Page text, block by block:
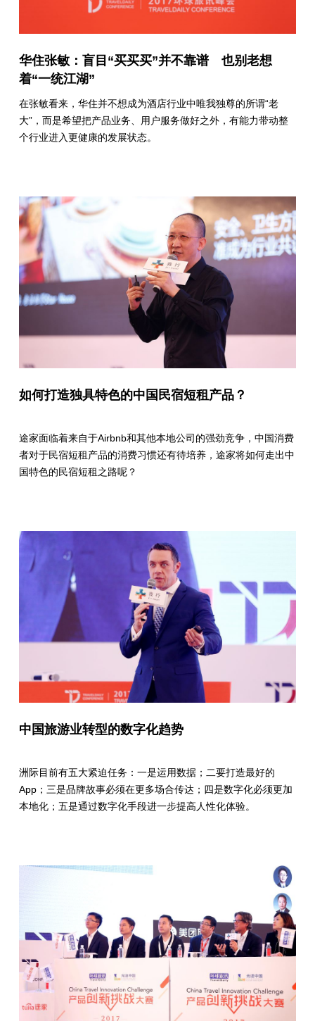
华住张敏：盲目“买买买”并不靠谱 也别老想
着“一统江湖”
在张敏看来，华住并不想成为酒店行业中唯我独尊的所谓“老
大”，而是希望把产品业务、用户服务做好之外，有能力带动整
个行业进入更健康的发展状态。
如何打造独具特色的中国民宿短租产品？
途家面临着来自于Airbnb和其他本地公司的强劲竞争，中国消费
者对于民宿短租产品的消费习惯还有待培养，途家将如何走出中
国特色的民宿短租之路呢？
中国旅游业转型的数字化趋势
洲际目前有五大紧迫任务：一是运用数据；二要打造最好的
App；三是品牌故事必须在更多场合传达；四是数字化必须更加
本地化；五是通过数字化手段进一步提高人性化体验。